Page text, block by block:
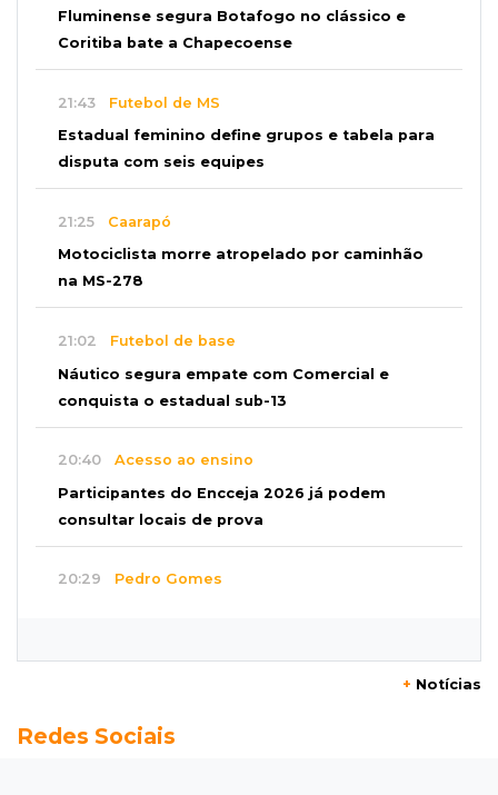
Fluminense segura Botafogo no clássico e
Coritiba bate a Chapecoense
21:43 Futebol de MS
Estadual feminino define grupos e tabela para
disputa com seis equipes
21:25 Caarapó
Motociclista morre atropelado por caminhão
na MS-278
21:02 Futebol de base
Náutico segura empate com Comercial e
conquista o estadual sub-13
20:40 Acesso ao ensino
Participantes do Encceja 2026 já podem
consultar locais de prova
20:29 Pedro Gomes
Pantanal treina em Goiânia antes de jogo que
+ Notícias
Redes Sociais